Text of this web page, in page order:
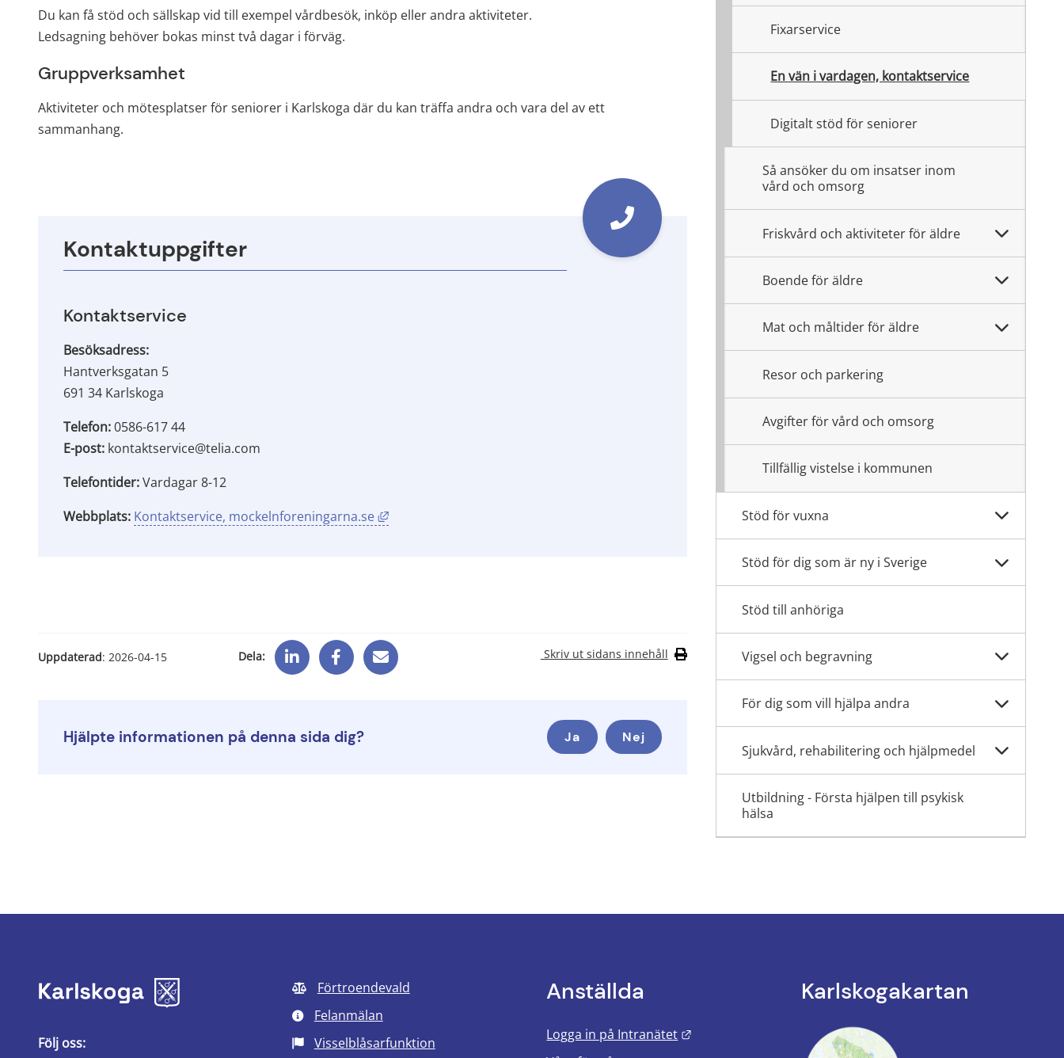
Du kan få stöd och sällskap vid till exempel vårdbesök, inköp eller andra aktiviteter.
Ledsagning behöver bokas minst två dagar i förväg.
Gruppverksamhet
Aktiviteter och mötesplatser för seniorer i Karlskoga där du kan träffa andra och vara del av ett
sammanhang.
Kontaktuppgifter
Kontaktservice
Besöksadress:
Hantverksgatan 5
691 34 Karlskoga
Telefon: 0586-617 44
E-post: kontaktservice@telia.com
Telefontider: Vardagar 8-12
Webbplats: Kontaktservice, mockelnforeningarna.se Länk till annan webbplats, öppnas i nytt fönster.
Uppdaterad: 2026-04-15 Dela: Skriv ut sidans innehåll
Hjälpte informationen på denna sida dig? Nej
Ja
Fixarservice
En vän i vardagen, kontaktservice
Digitalt stöd för seniorer
Så ansöker du om insatser inom
vård och omsorg
Friskvård och aktiviteter för äldre
Boende för äldre
Mat och måltider för äldre
Resor och parkering
Avgifter för vård och omsorg
Tillfällig vistelse i kommunen
Stöd för vuxna
Stöd för dig som är ny i Sverige
Stöd till anhöriga
Vigsel och begravning
För dig som vill hjälpa andra
Sjukvård, rehabilitering och hjälpmedel
Utbildning - Första hjälpen till psykisk
hälsa
Följ oss:
Förtroendevald
Felanmälan
Visselblåsarfunktion
Anställda
Logga in på Intranätet
Länk till annan webbplats.
Karlskoga­kartan